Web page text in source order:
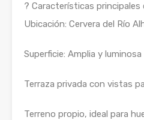
? Características
Ubicación: Cervera del Río
Superficie: Amplia y luminosa
Terraza privada con vistas
Terreno propio, ideal para